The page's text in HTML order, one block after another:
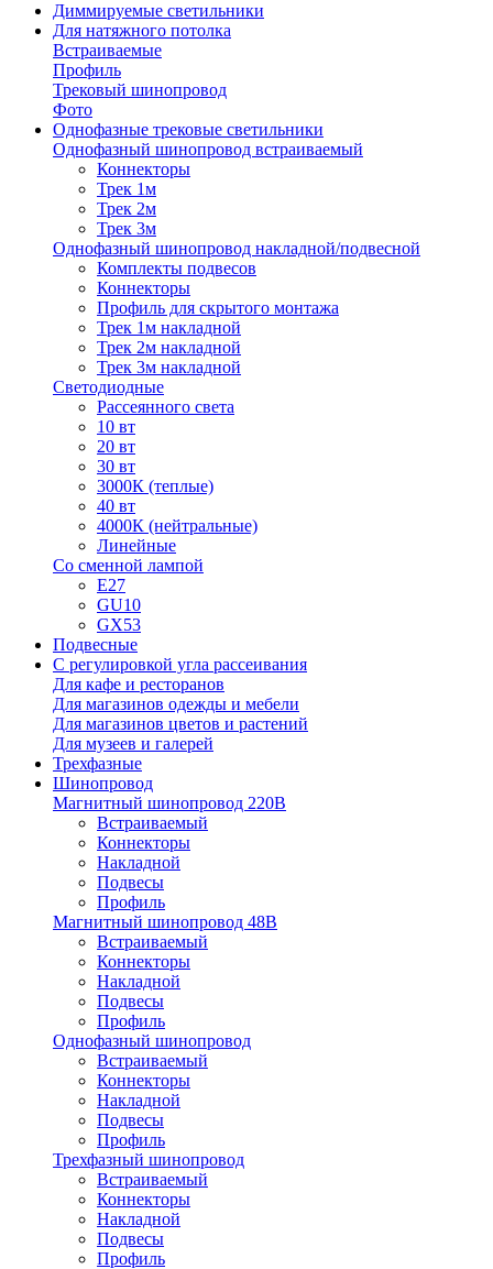
Диммируемые светильники
Для натяжного потолка
Встраиваемые
Профиль
Трековый шинопровод
Фото
Однофазные трековые светильники
Однофазный шинопровод встраиваемый
Коннекторы
Трек 1м
Трек 2м
Трек 3м
Однофазный шинопровод накладной/подвесной
Комплекты подвесов
Коннекторы
Профиль для скрытого монтажа
Трек 1м накладной
Трек 2м накладной
Трек 3м накладной
Светодиодные
Рассеянного света
10 вт
20 вт
30 вт
3000К (теплые)
40 вт
4000К (нейтральные)
Линейные
Со сменной лампой
E27
GU10
GX53
Подвесные
С регулировкой угла рассеивания
Для кафе и ресторанов
Для магазинов одежды и мебели
Для магазинов цветов и растений
Для музеев и галерей
Трехфазные
Шинопровод
Магнитный шинопровод 220В
Встраиваемый
Коннекторы
Накладной
Подвесы
Профиль
Магнитный шинопровод 48В
Встраиваемый
Коннекторы
Накладной
Подвесы
Профиль
Однофазный шинопровод
Встраиваемый
Коннекторы
Накладной
Подвесы
Профиль
Трехфазный шинопровод
Встраиваемый
Коннекторы
Накладной
Подвесы
Профиль